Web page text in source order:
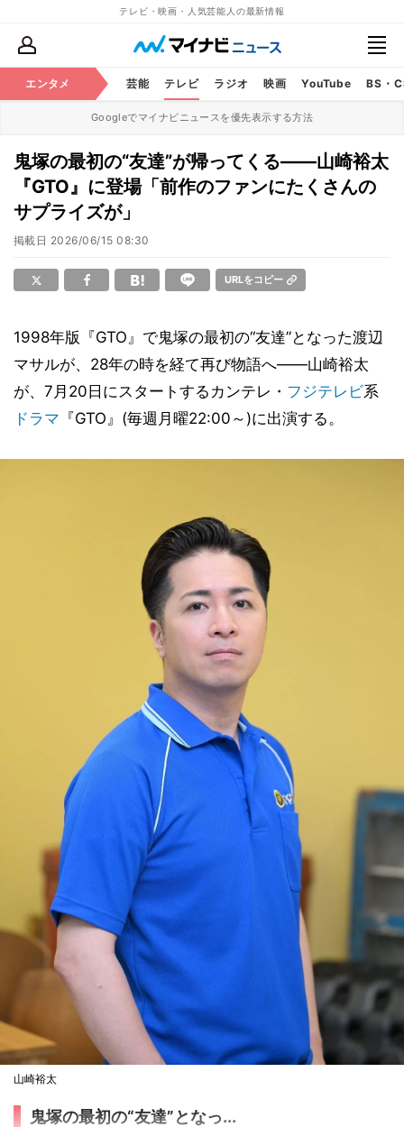
テレビ・映画・人気芸能人の最新情報
エンタメ 芸能 テレビ ラジオ 映画 YouTube BS・
Googleでマイナビニュースを優先表示する方法
鬼塚の最初の“友達”が帰ってくる――山崎裕太
『GTO』に登場「前作のファンにたくさんの
サプライズが」
掲載日 2026/06/15 08:30
URLをコピー
1998年版『GTO』で鬼塚の最初の“友達”となった渡辺
マサルが、28年の時を経て再び物語へ――山崎裕太
が、7月20日にスタートするカンテレ・ フジテレビ系
ドラマ 『GTO』(毎週月曜22:00～)に出演する。
山崎裕太
鬼塚の最初の“友達”となっ...